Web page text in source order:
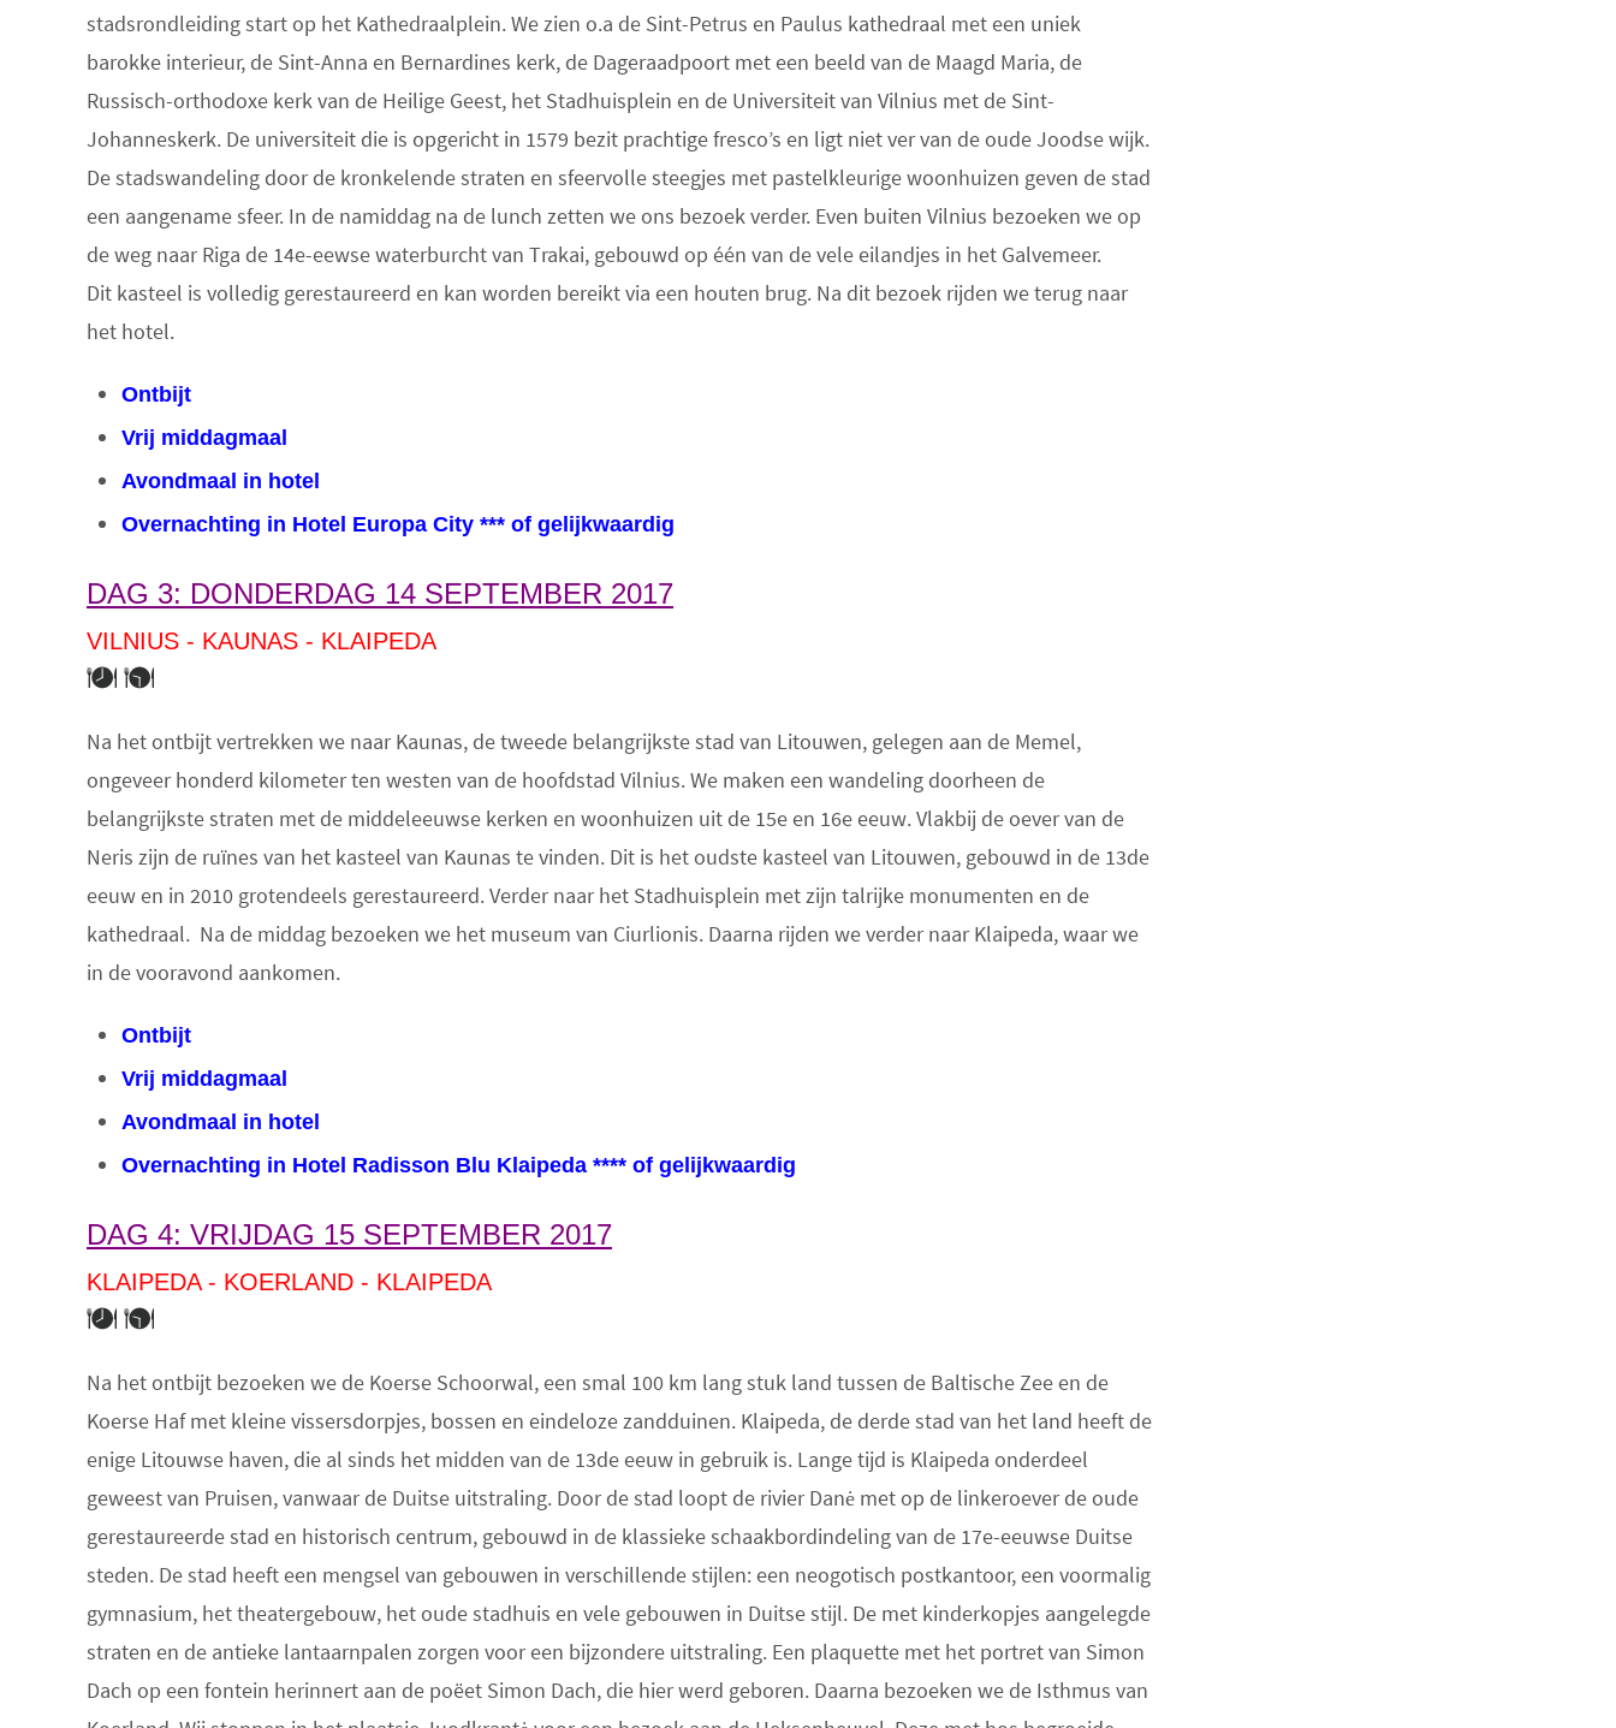
stadsrondleiding start op het Kathedraalplein. We zien o.a de Sint-Petrus en Paulus kathedraal met een uniek
barokke interieur, de Sint-Anna en Bernardines kerk, de Dageraadpoort met een beeld van de Maagd Maria, de
Russisch-orthodoxe kerk van de Heilige Geest, het Stadhuisplein en de Universiteit van Vilnius met de Sint-
Johanneskerk. De universiteit die is opgericht in 1579 bezit prachtige fresco’s en ligt niet ver van de oude Joodse wijk.
De stadswandeling door de kronkelende straten en sfeervolle steegjes met pastelkleurige woonhuizen geven de stad
een aangename sfeer. In de namiddag na de lunch zetten we ons bezoek verder. Even buiten Vilnius bezoeken we op
de weg naar Riga de 14e-eewse waterburcht van Trakai, gebouwd op één van de vele eilandjes in het Galvemeer.
Dit kasteel is volledig gerestaureerd en kan worden bereikt via een houten brug. Na dit bezoek rijden we terug naar
het hotel.
Ontbijt
Vrij middagmaal
Avondmaal in hotel
Overnachting in Hotel Europa City *** of gelijkwaardig
DAG 3: DONDERDAG 14 SEPTEMBER 2017
VILNIUS - KAUNAS - KLAIPEDA
Na het ontbijt vertrekken we naar Kaunas, de tweede belangrijkste stad van Litouwen, gelegen aan de Memel,
ongeveer honderd kilometer ten westen van de hoofdstad Vilnius. We maken een wandeling doorheen de
belangrijkste straten met de middeleeuwse kerken en woonhuizen uit de 15e en 16e eeuw. Vlakbij de oever van de
Neris zijn de ruïnes van het kasteel van Kaunas te vinden. Dit is het oudste kasteel van Litouwen, gebouwd in de 13de
eeuw en in 2010 grotendeels gerestaureerd. Verder naar het Stadhuisplein met zijn talrijke monumenten en de
kathedraal. Na de middag bezoeken we het museum van Ciurlionis. Daarna rijden we verder naar Klaipeda, waar we
in de vooravond aankomen.
Ontbijt
Vrij middagmaal
Avondmaal in hotel
Overnachting in Hotel Radisson Blu Klaipeda **** of gelijkwaardig
DAG 4: VRIJDAG 15 SEPTEMBER 2017
KLAIPEDA - KOERLAND - KLAIPEDA
Na het ontbijt bezoeken we de Koerse Schoorwal, een smal 100 km lang stuk land tussen de Baltische Zee en de
Koerse Haf met kleine vissersdorpjes, bossen en eindeloze zandduinen. Klaipeda, de derde stad van het land heeft de
enige Litouwse haven, die al sinds het midden van de 13de eeuw in gebruik is. Lange tijd is Klaipeda onderdeel
geweest van Pruisen, vanwaar de Duitse uitstraling. Door de stad loopt de rivier Danė met op de linkeroever de oude
gerestaureerde stad en historisch centrum, gebouwd in de klassieke schaakbordindeling van de 17e-eeuwse Duitse
steden. De stad heeft een mengsel van gebouwen in verschillende stijlen: een neogotisch postkantoor, een voormalig
gymnasium, het theatergebouw, het oude stadhuis en vele gebouwen in Duitse stijl. De met kinderkopjes aangelegde
straten en de antieke lantaarnpalen zorgen voor een bijzondere uitstraling. Een plaquette met het portret van Simon
Dach op een fontein herinnert aan de poëet Simon Dach, die hier werd geboren. Daarna bezoeken we de Isthmus van